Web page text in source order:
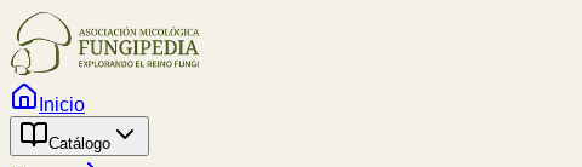
Inicio
Catálogo